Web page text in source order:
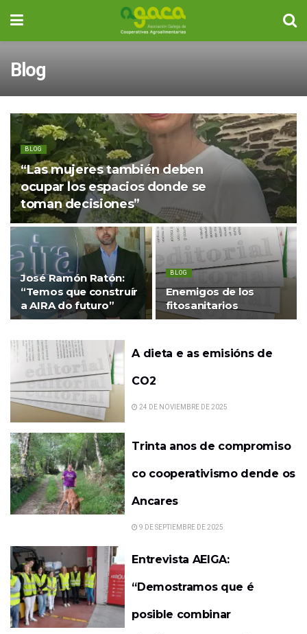
Blog
BLOG
“Las mujeres también deben
ocupar los espacios donde se
toman decisiones”
José Ramón Ratón:
“Temos que construír
a AIRA do futuro”
BLOG
Enemigos de los
fitosanitarios
A dieta e as emisións de
CO2
24 DE NOVIEMBRE DE 2025
Trinta anos de compromiso
co cooperativismo dende os
Ancares
9 DE SEPTIEMBRE DE 2025
Entrevista AEIGA:
“Demostramos que é
posible combinar